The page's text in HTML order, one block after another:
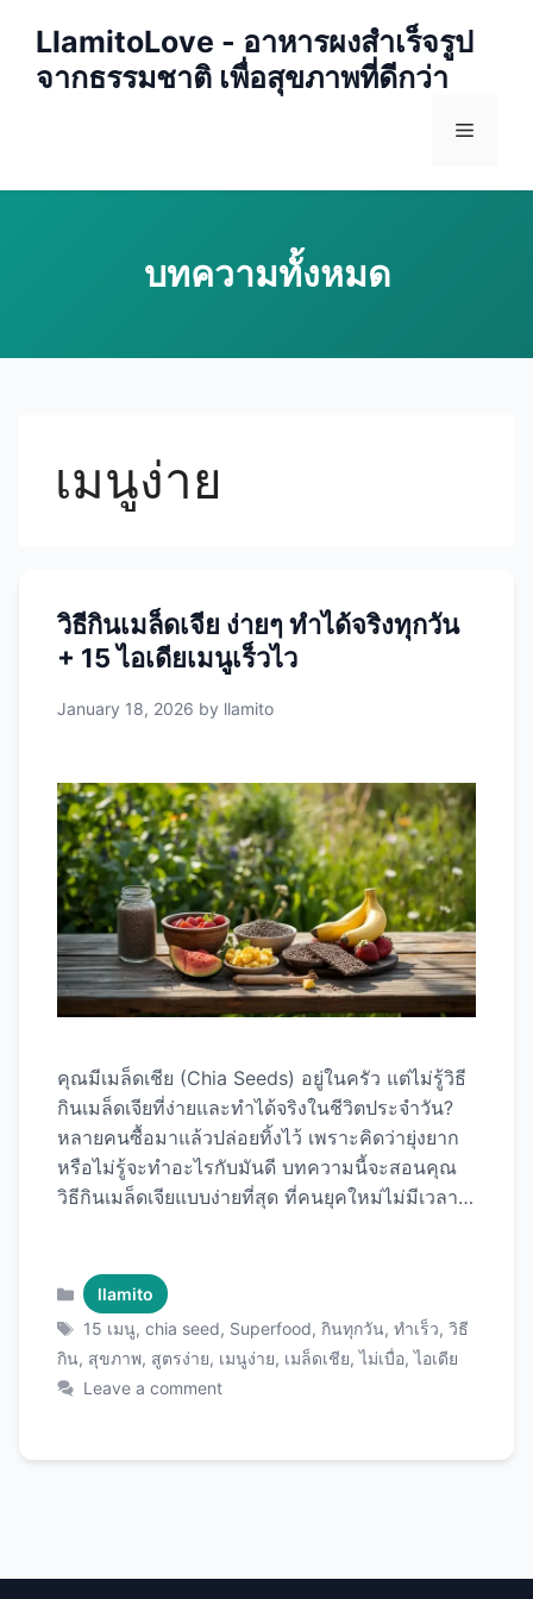
content
LlamitoLove - อาหารผงสำเร็จรูป
จากธรรมชาติ เพื่อสุขภาพที่ดีกว่า
Menu
เมนูง่าย
วิธีกินเมล็ดเจีย ง่ายๆ ทำได้จริงทุกวัน
+ 15 ไอเดียเมนูเร็วไว
January 18, 2026 by llamito
คุณมีเมล็ดเชีย (Chia Seeds) อยู่ในครัว แต่ไม่รู้วิธี
กินเมล็ดเจียที่ง่ายและทำได้จริงในชีวิตประจำวัน?
หลายคนซื้อมาแล้วปล่อยทิ้งไว้ เพราะคิดว่ายุ่งยาก
หรือไม่รู้จะทำอะไรกับมันดี บทความนี้จะสอนคุณ
วิธีกินเมล็ดเจียแบบง่ายที่สุด ที่คนยุคใหม่ไม่มีเวลาก็
เปลี่ยนชีวิตคุณให้สุขภาพดีขึ้นอย่างง่ายดาย! กฎ
เหล็ก 3 ข้อ ก่อนเริ่มกินเมล็ดเชีย ข้อ 1: แช่น้ำก่อน
กิน (ง่ายที่สุด ปลอดภัยที่สุด) ทำไมต้องแช่? วิธีแช่
แบบง่ายที่สุด: เคล็ดลับ: ใช้ขวดน้ำมีฝา เขย่าแทนคน
วัน สัปดาห์ที่ 2: 1 ช้อนโต๊ะ/วัน ปกติ: 1-2 ช้อนโต๊ะ/
…Read more
Categories
llamito
Tags
15 เมนู,chia seed, Superfood,กินทุกวัน,ทำเร็ว,วิธี
กิน, สุขภาพ, สูตรง่าย, เมนูง่าย, เมล็ดเชีย,ไม่เบื่อ,ไอเดีย
Leave a comment